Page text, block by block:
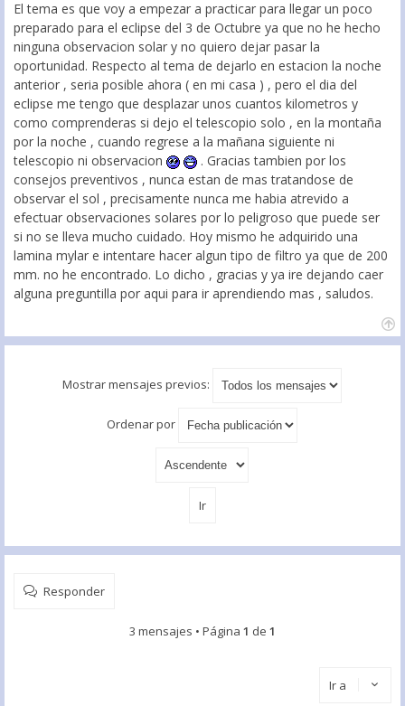
El tema es que voy a empezar a practicar para llegar un poco
preparado para el eclipse del 3 de Octubre ya que no he hecho
ninguna observacion solar y no quiero dejar pasar la
oportunidad. Respecto al tema de dejarlo en estacion la noche
anterior , seria posible ahora ( en mi casa ) , pero el dia del
eclipse me tengo que desplazar unos cuantos kilometros y
como comprenderas si dejo el telescopio solo , en la montaña
por la noche , cuando regrese a la mañana siguiente ni
telescopio ni observacion
. Gracias tambien por los
consejos preventivos , nunca estan de mas tratandose de
observar el sol , precisamente nunca me habia atrevido a
efectuar observaciones solares por lo peligroso que puede ser
si no se lleva mucho cuidado. Hoy mismo he adquirido una
lamina mylar e intentare hacer algun tipo de filtro ya que de 200
mm. no he encontrado. Lo dicho , gracias y ya ire dejando caer
alguna preguntilla por aqui para ir aprendiendo mas , saludos.
Mostrar mensajes previos:
Ordenar por
Responder
3 mensajes • Página 1 de 1
Ir a